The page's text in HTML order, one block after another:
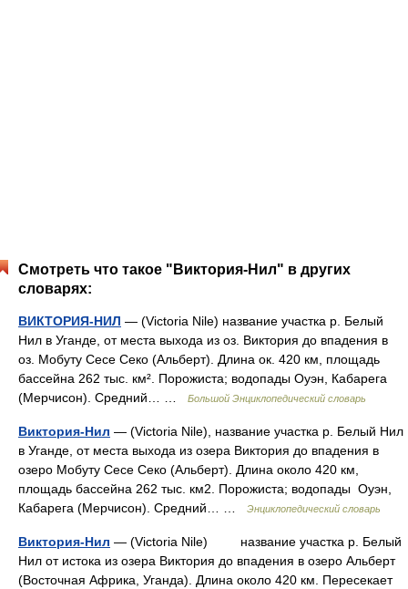
Смотреть что такое "Виктория-Нил" в других
словарях:
ВИКТОРИЯ-НИЛ — (Victoria Nile) название участка р. Белый
Нил в Уганде, от места выхода из оз. Виктория до впадения в
оз. Мобуту Сесе Секо (Альберт). Длина ок. 420 км, площадь
бассейна 262 тыс. км². Порожиста; водопады Оуэн, Кабарега
(Мерчисон). Средний… …
Большой Энциклопедический словарь
Виктория-Нил — (Victoria Nile), название участка р. Белый Нил
в Уганде, от места выхода из озера Виктория до впадения в
озеро Мобуту Сесе Секо (Альберт). Длина около 420 км,
площадь бассейна 262 тыс. км2. Порожиста; водопады Оуэн,
Кабарега (Мерчисон). Средний… …
Энциклопедический словарь
Виктория-Нил — (Victoria Nile) название участка р. Белый
Нил от истока из озера Виктория до впадения в озеро Альберт
(Восточная Африка, Уганда). Длина около 420 км. Пересекает